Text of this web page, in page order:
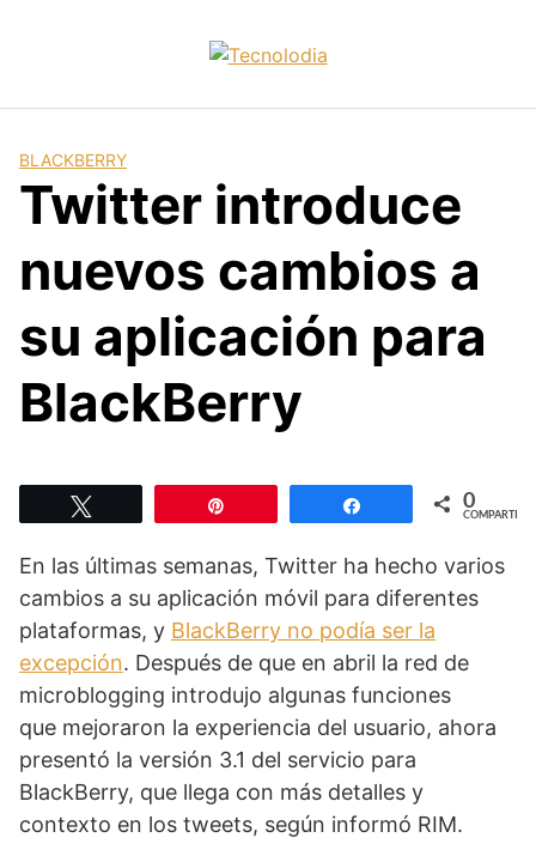
BLACKBERRY
Twitter introduce
nuevos cambios a
su aplicación para
BlackBerry
Compartir 0
COMPARTIR
En las últimas semanas, Twitter ha hecho varios
cambios a su aplicación móvil para diferentes
plataformas, y BlackBerry no podía ser la
excepción. Después de que en abril la red de
microblogging introdujo algunas funciones
que mejoraron la experiencia del usuario, ahora
presentó la versión 3.1 del servicio para
BlackBerry, que llega con más detalles y
contexto en los tweets, según informó RIM.